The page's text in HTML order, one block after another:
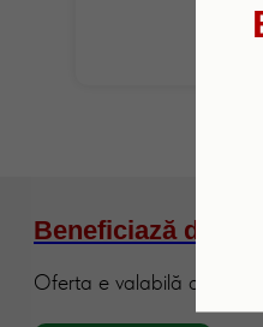
Beneficiază de
Oferta e valabilă doar